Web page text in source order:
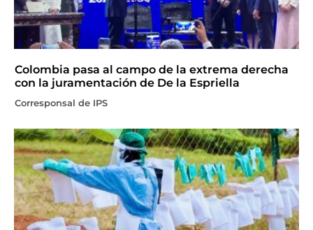
Colombia pasa al campo de la extrema derecha
con la juramentación de De la Espriella
Corresponsal de IPS